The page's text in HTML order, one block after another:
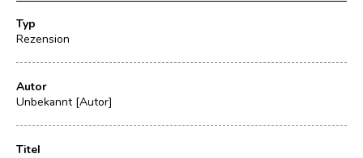
Typ
Rezension
Autor
Unbekannt [Autor]
Titel